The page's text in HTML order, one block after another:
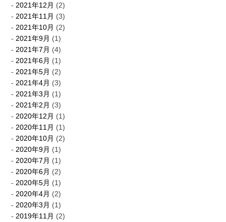
2021年12月 (2)
2021年11月 (3)
2021年10月 (2)
2021年9月 (1)
2021年7月 (4)
2021年6月 (1)
2021年5月 (2)
2021年4月 (3)
2021年3月 (1)
2021年2月 (3)
2020年12月 (1)
2020年11月 (1)
2020年10月 (2)
2020年9月 (1)
2020年7月 (1)
2020年6月 (2)
2020年5月 (1)
2020年4月 (2)
2020年3月 (1)
2019年11月 (2)